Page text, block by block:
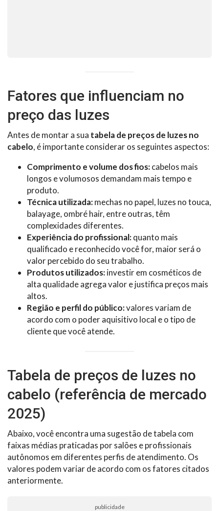
Fatores que influenciam no
preço das luzes
Antes de montar a sua tabela de preços de luzes no
cabelo, é importante considerar os seguintes aspectos:
Comprimento e volume dos fios:cabelos mais
longos e volumosos demandam mais tempo e
produto.
Técnica utilizada:mechas no papel, luzes no touca,
balayage, ombré hair, entre outras, têm
complexidades diferentes.
Experiência do profissional:quanto mais
qualificado e reconhecido você for, maior será o
valor percebido do seu trabalho.
Produtos utilizados:investir em cosméticos de
alta qualidade agrega valor e justifica preços mais
altos.
Região e perfil do público:valores variam de
acordo com o poder aquisitivo local e o tipo de
cliente que você atende.
Tabela de preços de luzes no
cabelo (referência de mercado
2025)
Abaixo, você encontra uma sugestão de tabela com
faixas médias praticadas por salões e profissionais
autônomos em diferentes perfis de atendimento. Os
valores podem variar de acordo com os fatores citados
anteriormente.
publicidade